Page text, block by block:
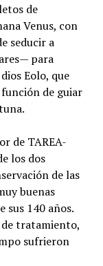
de
Venus, con
seducir a
para
Eolo, que
de guiar
de TAREA-
los dos
de las
buenas
sus 140 años.
tratamiento,
sufrieron